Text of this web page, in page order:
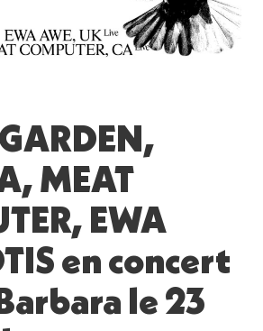
MEAT
EWA
en concert
le 23